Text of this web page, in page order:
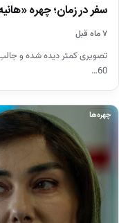
سفر در زمان؛ چهره
۷ ماه قبل
تصویری کمتر دیده شده و جالب
60…
چهره‌ها